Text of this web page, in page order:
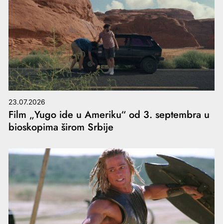
23.07.2026
Film „Yugo ide u Ameriku“ od 3. septembra u
bioskopima širom Srbije